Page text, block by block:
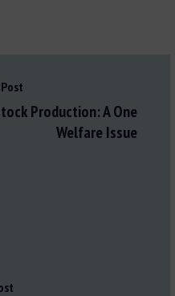
Production: A One
Welfare Issue